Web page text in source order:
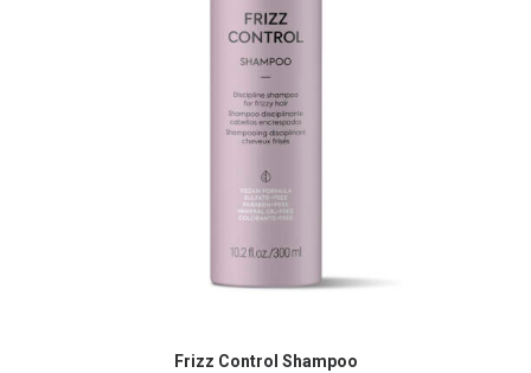
Frizz Control Shampoo